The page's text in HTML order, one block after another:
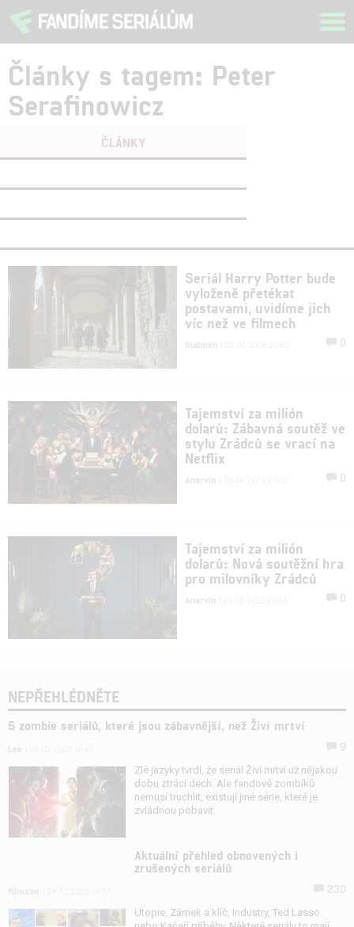
Články s tagem: Peter
Serafinowicz
ČLÁNKY
Seriál Harry Potter bude
vyloženě přetékat
postavami, uvidíme jich
víc než ve filmech
Rudmen 0
Tajemství za milión
dolarů: Zábavná soutěž ve
stylu Zrádců se vrací na
Netflix
Anarvin 0
Tajemství za milión
dolarů: Nová soutěžní hra
pro milovníky Zrádců
Anarvin 0
NEPŘEHLÉDNĚTE
5 zombie seriálů, které jsou zábavnější, než Živí mrtví
Zlé jazyky tvrdí, že seriál Živí mrtví už nějakou
dobu ztrácí dech. Ale fandové zombíků
nemusí truchlit, existují jiné série, které je
zvládnou pobavit.
Aktuální přehled obnovených i
zrušených seriálů
Utopie, Zámek a klíč, Industry, Ted Lasso